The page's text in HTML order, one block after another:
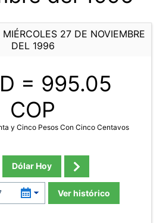
27 DE NOVIEMBRE
DEL 1996
= 995.05
COP
y Cinco Pesos Con Cinco Centavos
Dólar Hoy
Ver histórico